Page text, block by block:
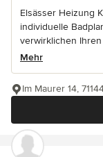
Elsässer Heizung
individuelle
verwirklichen Ihren
Mehr
Im Maurer 14,